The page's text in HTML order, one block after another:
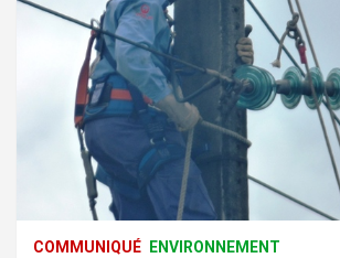
COMMUNIQUÉ ENVIRONNEMENT